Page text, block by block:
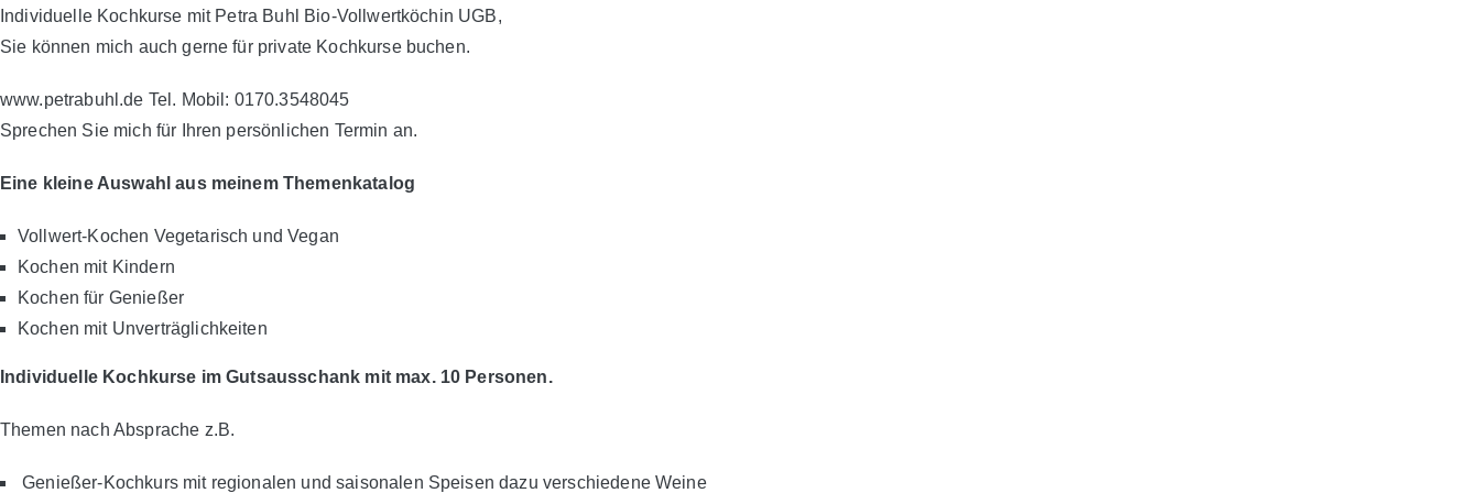
Individuelle Kochkurse mit Petra Buhl Bio-Vollwertköchin UGB,
Sie können mich auch gerne für private Kochkurse buchen.
www.petrabuhl.de Tel. Mobil: 0170.3548045
Sprechen Sie mich für Ihren persönlichen Termin an.
Eine kleine Auswahl aus meinem Themenkatalog
Vollwert-Kochen Vegetarisch und Vegan
Kochen mit Kindern
Kochen für Genießer
Kochen mit Unverträglichkeiten
Individuelle Kochkurse im Gutsausschank mit max. 10 Personen.
Themen nach Absprache z.B.
Genießer-Kochkurs mit regionalen und saisonalen Speisen dazu verschiedene Weine